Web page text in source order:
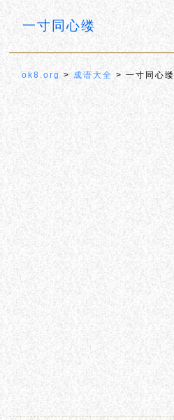
一寸同心缕
ok8.org > 成语大全 > 一寸同心缕